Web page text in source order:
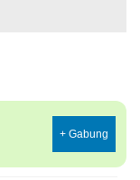
+ Gabung